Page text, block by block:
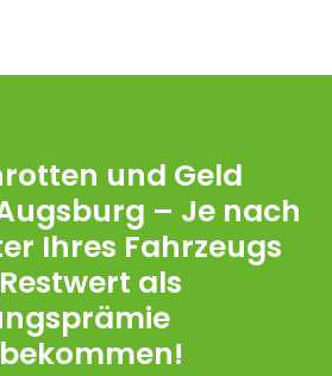
und Geld
– Je nach
Ihres Fahrzeugs
als